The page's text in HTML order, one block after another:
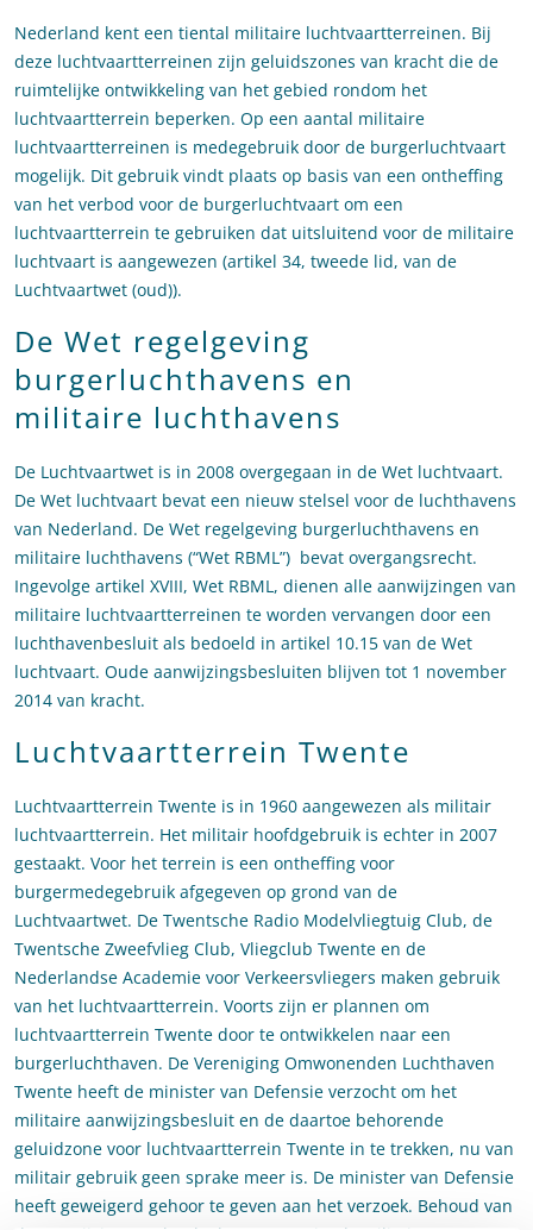
Nederland kent een tiental militaire luchtvaartterreinen. Bij
deze luchtvaartterreinen zijn geluidszones van kracht die de
ruimtelijke ontwikkeling van het gebied rondom het
luchtvaartterrein beperken. Op een aantal militaire
luchtvaartterreinen is medegebruik door de burgerluchtvaart
mogelijk. Dit gebruik vindt plaats op basis van een ontheffing
van het verbod voor de burgerluchtvaart om een
luchtvaartterrein te gebruiken dat uitsluitend voor de militaire
luchtvaart is aangewezen (artikel 34, tweede lid, van de
Luchtvaartwet (oud)).
De Wet regelgeving
burgerluchthavens en
militaire luchthavens
De Luchtvaartwet is in 2008 overgegaan in de Wet luchtvaart.
De Wet luchtvaart bevat een nieuw stelsel voor de luchthavens
van Nederland. De Wet regelgeving burgerluchthavens en
militaire luchthavens (“Wet RBML”) bevat overgangsrecht.
Ingevolge artikel XVIII, Wet RBML, dienen alle aanwijzingen van
militaire luchtvaartterreinen te worden vervangen door een
luchthavenbesluit als bedoeld in artikel 10.15 van de Wet
luchtvaart. Oude aanwijzingsbesluiten blijven tot 1 november
2014 van kracht.
Luchtvaartterrein Twente
Luchtvaartterrein Twente is in 1960 aangewezen als militair
luchtvaartterrein. Het militair hoofdgebruik is echter in 2007
gestaakt. Voor het terrein is een ontheffing voor
burgermedegebruik afgegeven op grond van de
Luchtvaartwet. De Twentsche Radio Modelvliegtuig Club, de
Twentsche Zweefvlieg Club, Vliegclub Twente en de
Nederlandse Academie voor Verkeersvliegers maken gebruik
van het luchtvaartterrein. Voorts zijn er plannen om
luchtvaartterrein Twente door te ontwikkelen naar een
burgerluchthaven. De Vereniging Omwonenden Luchthaven
Twente heeft de minister van Defensie verzocht om het
militaire aanwijzingsbesluit en de daartoe behorende
geluidzone voor luchtvaartterrein Twente in te trekken, nu van
militair gebruik geen sprake meer is. De minister van Defensie
heeft geweigerd gehoor te geven aan het verzoek. Behoud van